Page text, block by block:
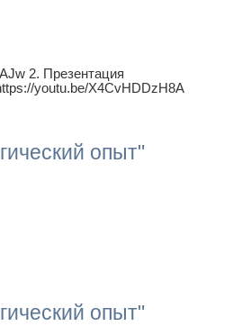
2. Презентация
youtu.be/X4CvHDDzH8A
опыт"
опыт"